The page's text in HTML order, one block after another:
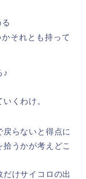
それとも持って
♪
くわけ。
らないと得点に
うかが考えどこ
けサイコロの出